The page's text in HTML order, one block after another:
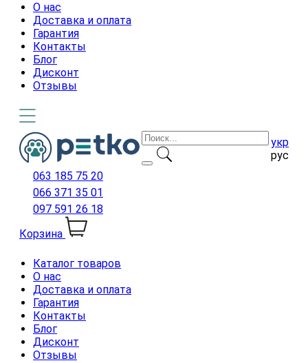
О нас
Доставка и оплата
Гарантия
Контакты
Блог
Дисконт
Отзывы
укр
рус
063 185 75 20
066 371 35 01
097 591 26 18
Корзина
Каталог товаров
О нас
Доставка и оплата
Гарантия
Контакты
Блог
Дисконт
Отзывы